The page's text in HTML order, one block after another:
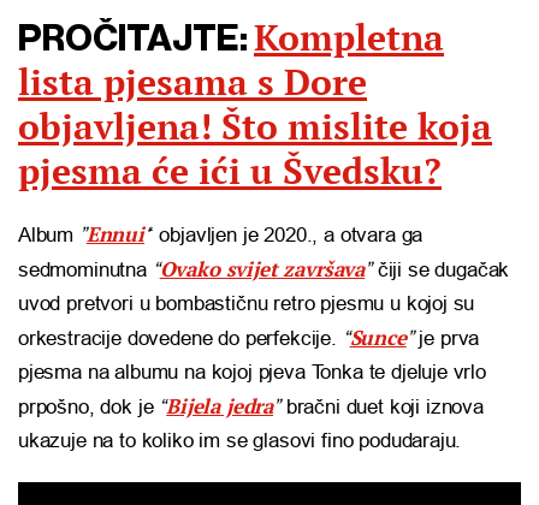
PROČITAJTE: Kompletna
lista pjesama s Dore
objavljena! Što mislite koja
pjesma će ići u Švedsku?
Album ”Ennui‘‘ objavljen je 2020., a otvara ga
sedmominutna “Ovako svijet završava”čiji se dugačak
uvod pretvori u bombastičnu retro pjesmu u kojoj su
orkestracije dovedene do perfekcije. “Sunce”je prva
pjesma na albumu na kojoj pjeva Tonka te djeluje vrlo
prpošno, dok je “Bijela jedra”bračni duet koji iznova
ukazuje na to koliko im se glasovi fino podudaraju.